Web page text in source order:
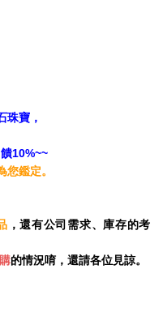
珠寶，
10%~~
您鑑定。
，還有公司需求、庫存的考
的情況唷，還請各位見諒。